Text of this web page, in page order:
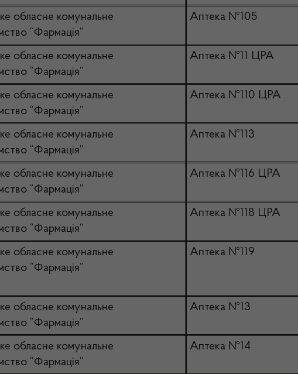
обласне комунальне
“Фармація”
Аптека №105
обласне комунальне
“Фармація”
Аптека №11 ЦРА
обласне комунальне
“Фармація”
Аптека №110 ЦРА
обласне комунальне
“Фармація”
Аптека №113
обласне комунальне
“Фармація”
Аптека №116 ЦРА
обласне комунальне
“Фармація”
Аптека №118 ЦРА
обласне комунальне
“Фармація”
Аптека №119
обласне комунальне
“Фармація”
Аптека №13
обласне комунальне
“Фармація”
Аптека №14